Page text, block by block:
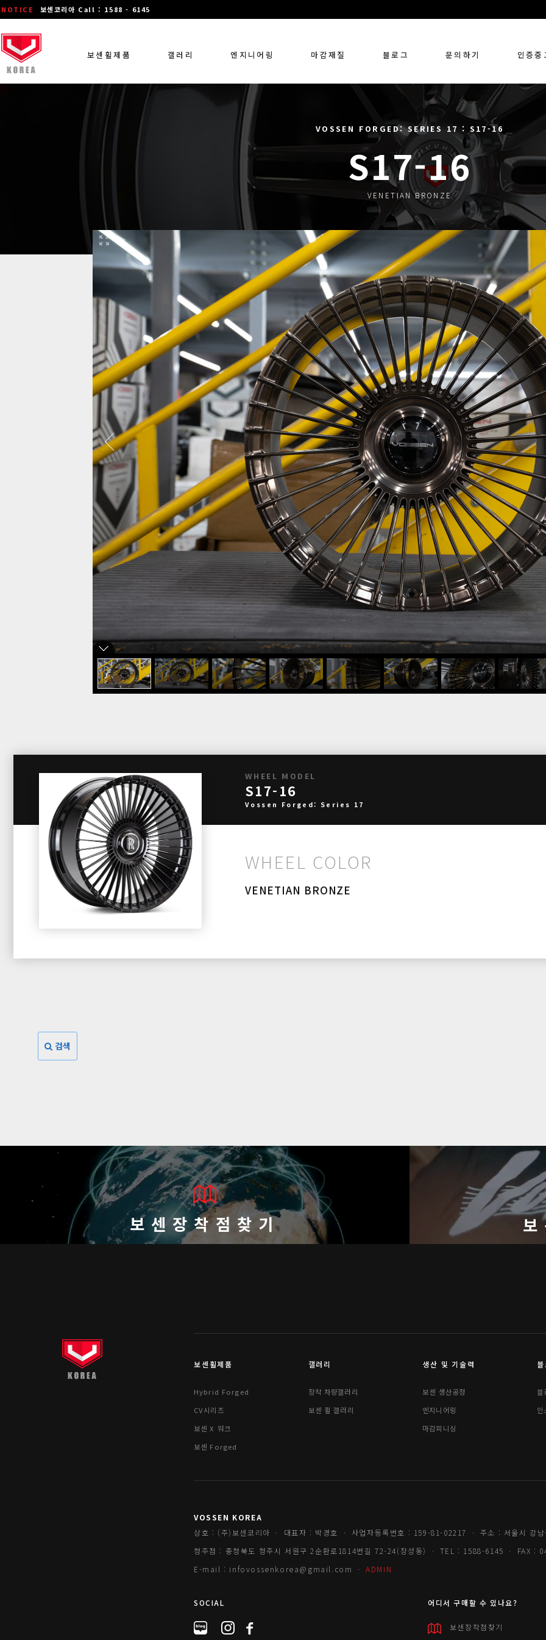
NOTICE 보센코리아 Call : 1588 - 6145
보센휠제품 갤러리 엔지니어링 마감재질 블로그 문의하기 인증
장착 차량 갤러리
으로 찍었으며, 대부분 비디오도 함께 촬영
되어 거의 대부분의 차량에서 시각화 할 수
모든사진보기
랜드로버 레인지로버 아우디 Q8
캐딜락 에스컬레이드 테슬라 사이버트럭
VOSSEN FORGED: SERIES 17 : S17-16
S17-16
VENETIAN BRONZE
WHEEL MODEL
S17-16
Vossen Forged: Series 17
WHEEL COLOR
VENETIAN BRONZE
검색
보센장착점찾기
보센휠제품
Hybrid Forged
CV시리즈
보센 X 워크
보센 Forged
갤러리
장착 차량갤러리
보센 휠 갤러리
생산 및 기술력
보센 생산공정
엔지니어링
마감피니싱
블
인
VOSSEN KOREA
상호 : (주)보센코리아 ㆍ 대표자 : 박경호 ㆍ 사업자등록번호 : 159-81-02217 ㆍ 주소 : 서울시 강
청주점 : 충청북도 청주시 서원구 2순환로1814번길 72-24(장성동) ㆍ TEL : 1588-6145 ㆍ FAX :
E-mail : infovossenkorea@gmail.com ㆍADMIN
SOCIAL 어디서 구매할 수 있나요?
보센장착점찾기